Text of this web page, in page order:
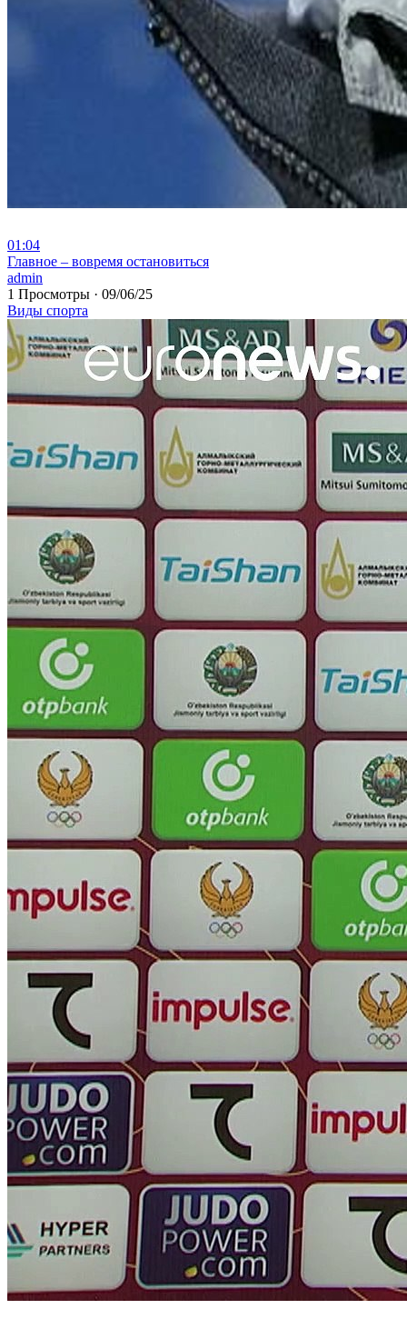
01:04
⁣Главное – вовремя остановиться
admin
1 Просмотры · 09/06/25
Виды спорта